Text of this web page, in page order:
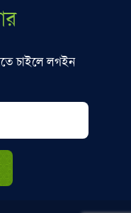
চাইলে লগইন